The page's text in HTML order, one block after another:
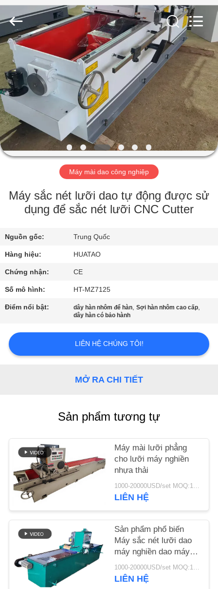
TRANG
CHỦ
CÁC
SẢN
PHẨM
VỀ
TÔI
QUAN
NHÀ
MÁY
KIỂM
CHẤT
LƯỢNG
TIN
TỨC
YÊU
CẦU
BÁO
GIÁ
2026
LOVER
LTD.
Rights
Reserved.
Máy mài dao công nghiệp
Máy sắc nét lưỡi dao tự động được sử
dụng để sắc nét lưỡi CNC Cutter
Nguồn gốc: Trung Quốc
Hàng hiệu: HUATAO
Chứng nhận: CE
Số mô hình: HT-MZ7125
Điểm nổi bật: dây hàn nhôm để hàn,Sợi hàn nhôm cao cấp,
dây hàn có bảo hành
LIÊN HỆ CHÚNG TÔI!
MỞ RA CHI TIẾT
Sản phẩm tương tự
Máy mài lưỡi phẳng
cho lưỡi máy nghiền
nhựa thải
1000-20000USD/set MOQ:1 bộ
LIÊN HỆ
Sản phẩm phổ biến
Máy sắc nét lưỡi dao
máy nghiền dao máy
nghiền
1000-20000USD/set MOQ:1 bộ
LIÊN HỆ